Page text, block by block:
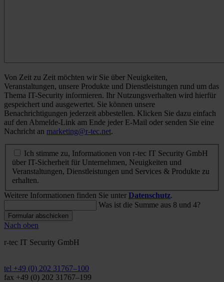
Von Zeit zu Zeit möchten wir Sie über Neuigkeiten,
Veranstaltungen, unsere Produkte und Dienstleistungen rund um das
Thema IT-Security informieren. Ihr Nutzungsverhalten wird hierfür
gespeichert und ausgewertet. Sie können unsere
Benachrichtigungen jederzeit abbestellen. Klicken Sie dazu einfach
auf den Abmelde-Link am Ende jeder E-Mail oder senden Sie eine
Nachricht an marketing@r-tec.net.
Ich stimme zu, Informationen von r-tec IT Security GmbH
über IT-Sicherheit für Unternehmen, Neuigkeiten und
Veranstaltungen, Dienstleistungen und Services & Produkte zu
erhalten.
Weitere Informationen finden Sie unter Datenschutz.
Was ist die Summe aus 8 und 4?
Formular abschicken
Nach oben
r-tec IT Security GmbH
tel +49 (0) 202 31767–100
fax +49 (0) 202 31767–199